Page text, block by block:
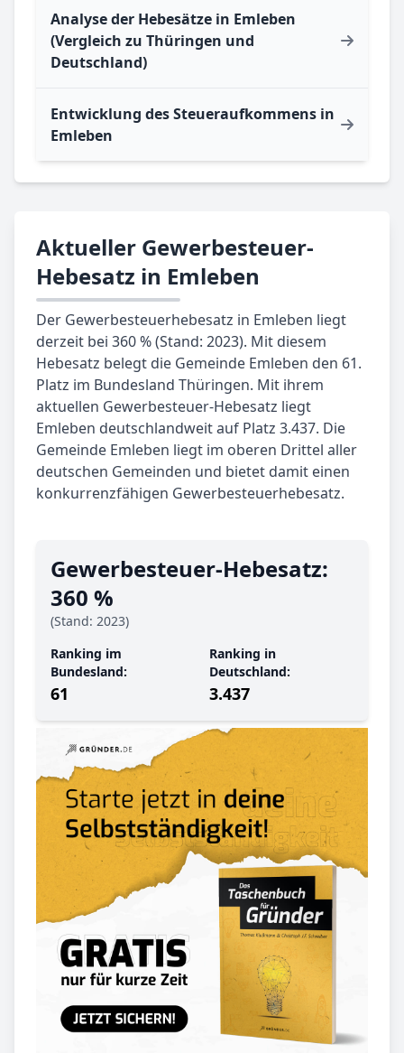
Analyse der Hebesätze in Emleben
(Vergleich zu Thüringen und
Deutschland)
Entwicklung des Steueraufkommens in
Emleben
Aktueller Gewerbesteuer-
Hebesatz in Emleben
Der Gewerbesteuerhebesatz in Emleben liegt
derzeit bei 360 % (Stand: 2023). Mit diesem
Hebesatz belegt die Gemeinde Emleben den 61.
Platz im Bundesland Thüringen. Mit ihrem
aktuellen Gewerbesteuer-Hebesatz liegt
Emleben deutschlandweit auf Platz 3.437. Die
Gemeinde Emleben liegt im oberen Drittel aller
deutschen Gemeinden und bietet damit einen
konkurrenzfähigen Gewerbesteuerhebesatz.
Gewerbe­steuer-Hebe­satz:
360 %
(Stand: 2023)
Ranking im
Bundesland:
61
Ranking in
Deutschland:
3.437